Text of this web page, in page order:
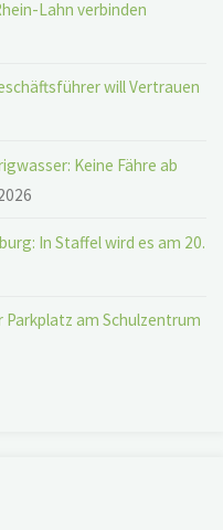
Lahn verbinden
will Vertrauen
Keine Fähre ab
In Staffel wird es am 20.
Parkplatz am Schulzentrum